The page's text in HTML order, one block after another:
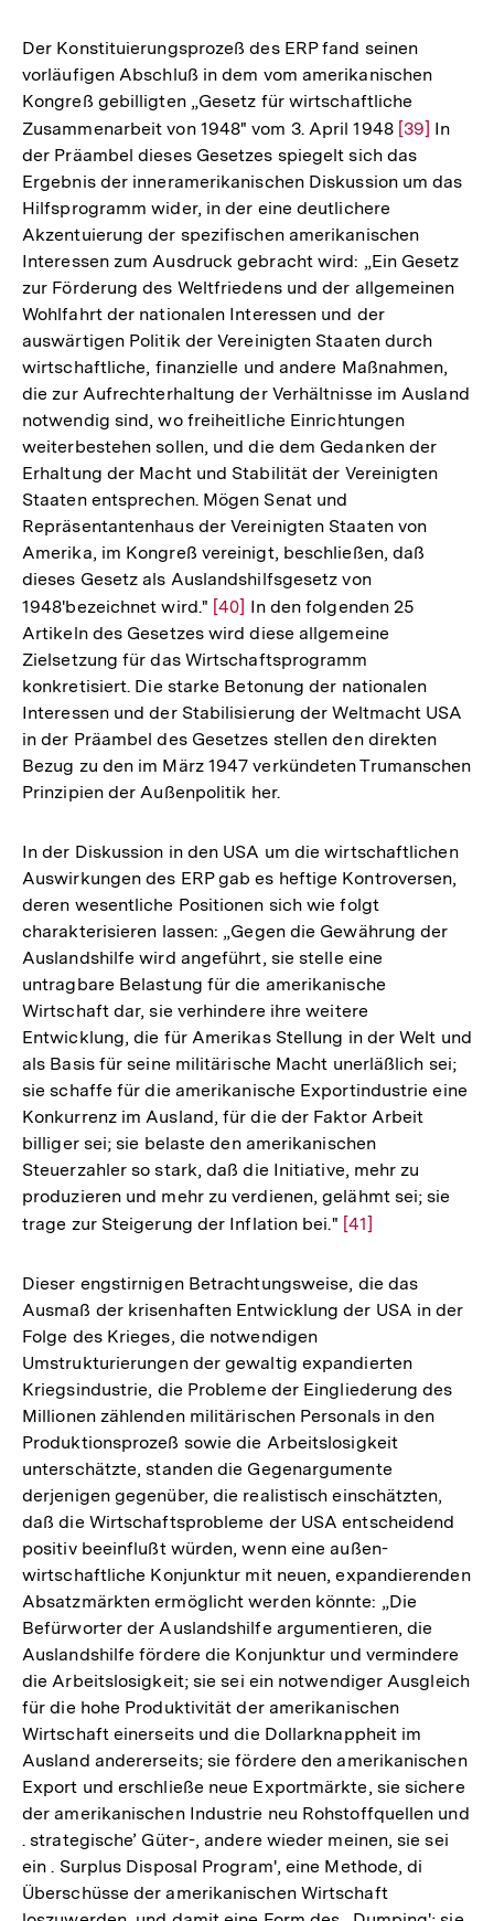
der
Fußnote
Der Konstituierungsprozeß des ERP fand seinen
vorläufigen Abschluß in dem vom amerikanischen
Kongreß gebilligten „Gesetz für wirtschaftliche
Zusammenarbeit von 1948" vom 3. April 1948 Zur
Auflösung
der
[39] In
der Präambel dieses Gesetzes spiegelt sich das
Ergebnis der inneramerikanischen Diskussion um das
Hilfsprogramm wider, in der eine deutlichere
Akzentuierung der spezifischen amerikanischen
Interessen zum Ausdruck gebracht wird: „Ein Gesetz
zur Förderung des Weltfriedens und der allgemeinen
Wohlfahrt der nationalen Interessen und der
auswärtigen Politik der Vereinigten Staaten durch
wirtschaftliche, finanzielle und andere Maßnahmen,
die zur Aufrechterhaltung der Verhältnisse im Ausland
notwendig sind, wo freiheitliche Einrichtungen
weiterbestehen sollen, und die dem Gedanken der
Erhaltung der Macht und Stabilität der Vereinigten
Staaten entsprechen. Mögen Senat und
Repräsentantenhaus der Vereinigten Staaten von
Amerika, im Kongreß vereinigt, beschließen, daß
dieses Gesetz als Auslandshilfsgesetz von
1948'bezeichnet wird." Zur
Auflösung
der
Fußnote
[40] In den folgenden 25
Artikeln des Gesetzes wird diese allgemeine
Zielsetzung für das Wirtschaftsprogramm
konkretisiert. Die starke Betonung der nationalen
Interessen und der Stabilisierung der Weltmacht USA
in der Präambel des Gesetzes stellen den direkten
Bezug zu den im März 1947 verkündeten Trumanschen
Prinzipien der Außenpolitik her.
In der Diskussion in den USA um die wirtschaftlichen
Auswirkungen des ERP gab es heftige Kontroversen,
deren wesentliche Positionen sich wie folgt
charakterisieren lassen: „Gegen die Gewährung der
Auslandshilfe wird angeführt, sie stelle eine
untragbare Belastung für die amerikanische
Wirtschaft dar, sie verhindere ihre weitere
Entwicklung, die für Amerikas Stellung in der Welt und
als Basis für seine militärische Macht unerläßlich sei;
sie schaffe für die amerikanische Exportindustrie eine
Konkurrenz im Ausland, für die der Faktor Arbeit
billiger sei; sie belaste den amerikanischen
Steuerzahler so stark, daß die Initiative, mehr zu
produzieren und mehr zu verdienen, gelähmt sei; sie
trage zur Steigerung der Inflation bei." Zur
der
Fußnote
[41]
Dieser engstirnigen Betrachtungsweise, die das
Ausmaß der krisenhaften Entwicklung der USA in der
Folge des Krieges, die notwendigen
Umstrukturierungen der gewaltig expandierten
Kriegsindustrie, die Probleme der Eingliederung des
Millionen zählenden militärischen Personals in den
Produktionsprozeß sowie die Arbeitslosigkeit
unterschätzte, standen die Gegenargumente
derjenigen gegenüber, die realistisch einschätzten,
daß die Wirtschaftsprobleme der USA entscheidend
positiv beeinflußt würden, wenn eine außen-
wirtschaftliche Konjunktur mit neuen, expandierenden
Absatzmärkten ermöglicht werden könnte: „Die
Befürworter der Auslandshilfe argumentieren, die
Auslandshilfe fördere die Konjunktur und vermindere
die Arbeitslosigkeit; sie sei ein notwendiger Ausgleich
für die hohe Produktivität der amerikanischen
Wirtschaft einerseits und die Dollarknappheit im
Ausland andererseits; sie fördere den amerikanischen
Export und erschließe neue Exportmärkte, sie sichere
der amerikanischen Industrie neu Rohstoffquellen und
. strategische’ Güter-, andere wieder meinen, sie sei
ein . Surplus Disposal Program', eine Methode, di
Überschüsse der amerikanischen Wirtschaft